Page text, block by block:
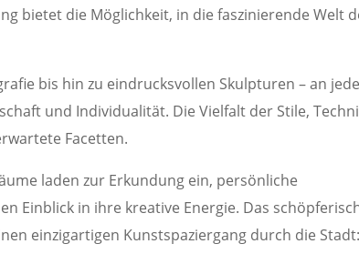
bietet die Möglichkeit, in die faszinierende Welt
bis hin zu eindrucksvollen Skulpturen – an
und Individualität. Die Vielfalt der Stile,
Facetten.
laden zur Erkundung ein, persönliche
Einblick in ihre kreative Energie. Das
einzigartigen Kunstspaziergang durch die